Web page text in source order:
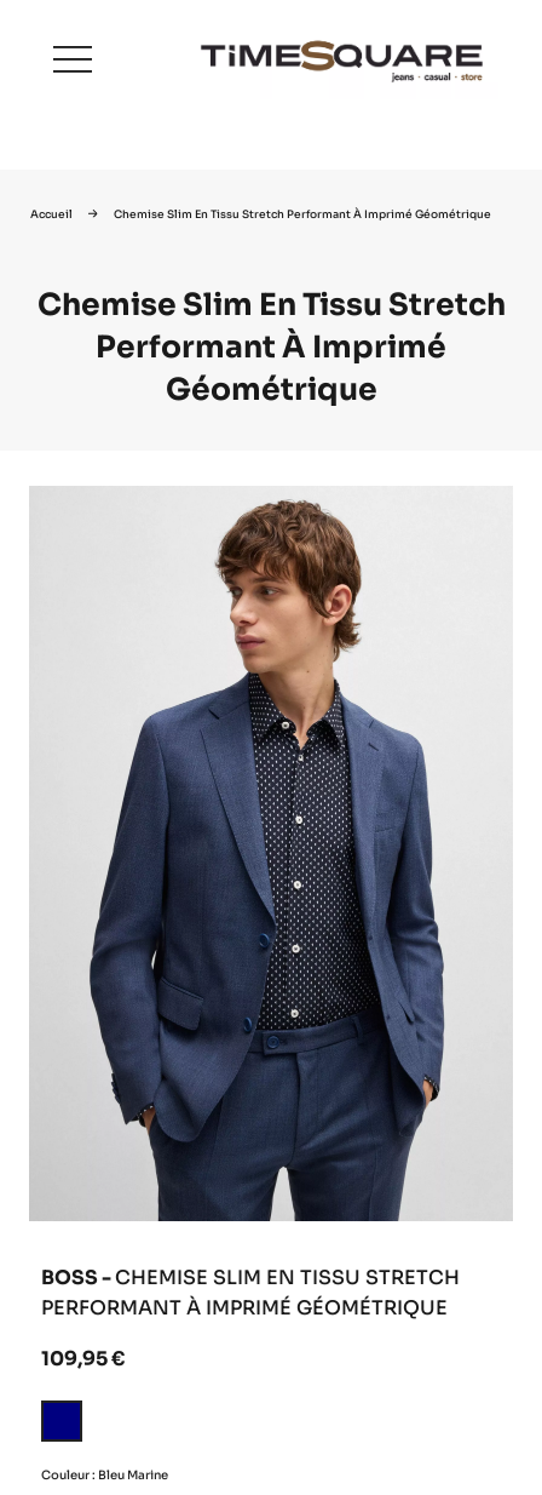
menu
Accueil Chemise Slim En Tissu Stretch Performant À Imprimé Géométrique
Chemise Slim En Tissu Stretch
Performant À Imprimé
Géométrique
BOSS -CHEMISE SLIM EN TISSU STRETCH
PERFORMANT À IMPRIMÉ GÉOMÉTRIQUE
109,95 €
Marine
Couleur : Bleu Marine